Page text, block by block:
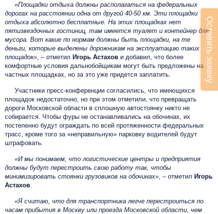
«Площадки отдыха должны располагаться на федеральных
дорогах на расстоянии одна от другой 40-50 км. Эти площадки
отдыха абсолютно бесплатные. На этих площадках нет
пятизвездочных гостиниц, там имеется туалет и контейнер для
мусора. Вот какие по нормам должны быть площадки, на те
деньги, которые выделены дорожникам на эксплуатацию таких
площадок» , – отметил Игорь Астахов и добавил, что более
комфортные условия дальнобойщикам могут быть предложены на
частных площадках, но за это уже придется заплатить.
Участники пресс-конференции согласились, что имеющихся
площадок недостаточно, но при этом отметили, что превращать
дороги Московской области в сплошную автостоянку никто не
собирается. Чтобы фуры не останавливались на обочинах, их
постепенно будут ограждать по всей протяженности федеральных
трасс, кроме того за «неправильную» парковку водителей будут
штрафовать.
«И мы понимаем, что логистические центры и предприятия
должны будут перестроить свою работу так, чтобы
минимизировать стоянки грузовиков на обочинах» , – отметил Игорь
Астахов
«Я считаю, что для транспортника легче перестроиться по
часам прибытия в Москву или проезда Московской области, чем
Оставить заявку